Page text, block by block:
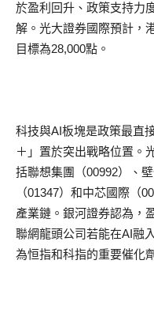
於盈利回升、政策支持力
解。光大證券國際預計，
目標為28,000點。
科技與AI板塊是政策最直
＋」置於突出戰略位置。
括聯想集團（00992）、
（01347）和中芯國際（
產業鏈。銀河證券認為，
聯網龍頭公司若能在AI融
為恒指和科指的重要催化